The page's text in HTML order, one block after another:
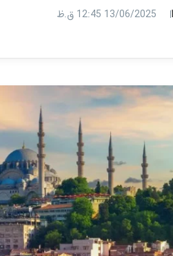
13/06/2025 12:45 ق.ظ